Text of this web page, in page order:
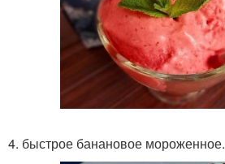
4. быстрое банановое мороженное.